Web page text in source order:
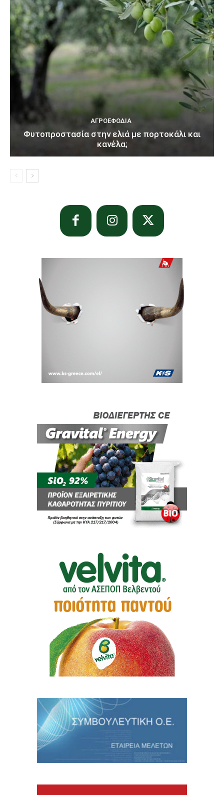
ΑΓΡΟΕΦΌΔΙΑ
Φυτοπροστασία στην ελιά με πορτοκάλι και
κανέλα;